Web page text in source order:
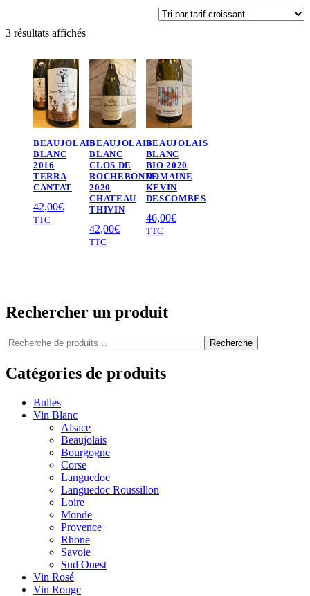
3 résultats affichésTrié
prix
croissant
BEAUJOLAIS
BLANC
2016
TERRA
CANTAT
42,00€
TTC
BEAUJOLAIS
BLANC
CLOS DE
ROCHEBONNE
2020
CHATEAU
THIVIN
42,00€
TTC
BEAUJOLAIS
BLANC
BIO 2020
DOMAINE
KEVIN
DESCOMBES
46,00€
TTC
Rechercher un produit
Recherche
pour :
Recherche
Catégories de produits
Bulles
Vin Blanc
Alsace
Beaujolais
Bourgogne
Corse
Languedoc
Languedoc Roussillon
Loire
Monde
Provence
Rhone
Savoie
Sud Ouest
Vin Rosé
Vin Rouge